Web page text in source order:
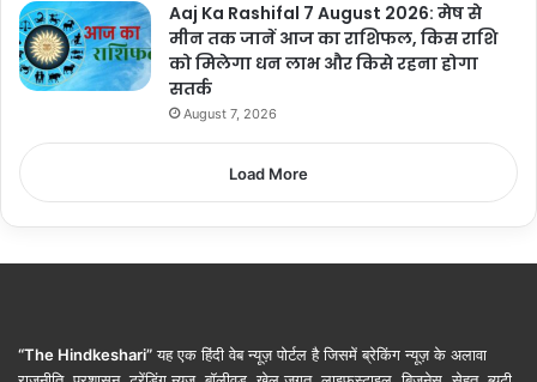
Aaj Ka Rashifal 7 August 2026: मेष से
मीन तक जानें आज का राशिफल, किस राशि
को मिलेगा धन लाभ और किसे रहना होगा
सतर्क
August 7, 2026
Load More
“The Hindkeshari”यह एक हिंदी वेब न्यूज़ पोर्टल है जिसमें ब्रेकिंग न्यूज़ के अलावा